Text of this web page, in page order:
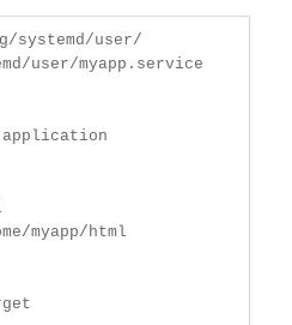
systemd/user/
user/myapp.service
application
myapp/html